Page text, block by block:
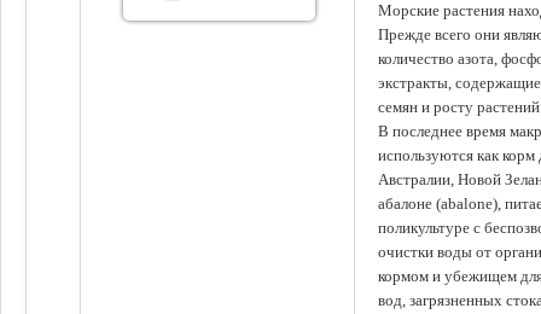
Морские растения
Прежде всего они
количество азота,
экстракты,
семян и росту
В последнее время
используются как
Австралии, Новой
абалоне (abalone),
поликультуре с
очистки воды от
кормом и убежищем
вод, загрязненных